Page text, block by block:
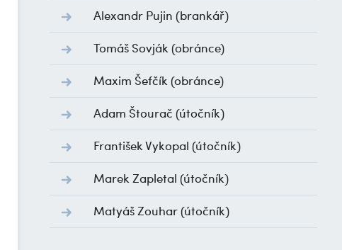
Alexandr Pujin (brankář)
Tomáš Sovják(obránce)
Maxim Šefčík(obránce)
Adam Štourač (útočník)
František Vykopal (útočník)
Marek Zapletal (útočník)
Matyáš Zouhar(útočník)